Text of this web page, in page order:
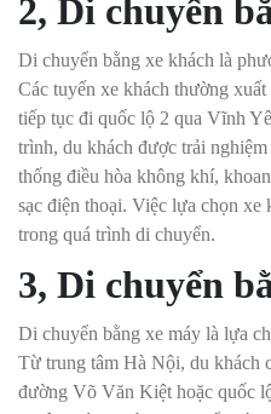
2, Di chuyển
Di chuyển bằng xe khách là
Các tuyến xe khách thường
tiếp tục đi quốc lộ 2 qua Vĩnh
trình, du khách được trải
thống điều hòa không khí,
sạc điện thoại. Việc lựa chọn xe
trong quá trình di chuyển.
3, Di chuyển
Di chuyển bằng xe máy là lựa
Từ trung tâm Hà Nội, du khách
đường Võ Văn Kiệt hoặc quốc